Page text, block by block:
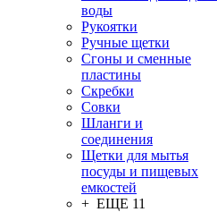
воды
Рукоятки
Ручные щетки
Сгоны и сменные
пластины
Скребки
Совки
Шланги и
соединения
Щетки для мытья
посуды и пищевых
емкостей
+ ЕЩЕ 11